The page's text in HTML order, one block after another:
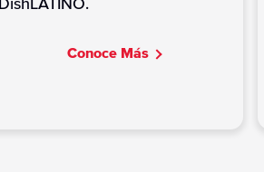
DishLATINO.
Conoce Más